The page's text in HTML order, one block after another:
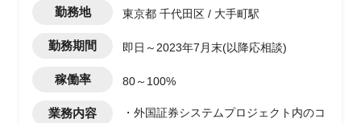
勤務地 東京都 千代田区 / 大手町駅
勤務期間 即日～2023年7月末(以降応相談)
稼働率 80～100%
業務内容
・外国証券システムプロジェクト内のコ